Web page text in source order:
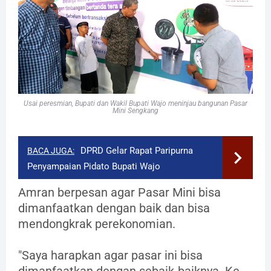
Usai peresmian, Bupati dan Wakil Bupati Wajo meninjau bangunan Pasar
Mini Sengkang
BACA JUGA:
DPRD Gelar Rapat Paripurna
Penyampaian Pidato Bupati Wajo
Amran berpesan agar Pasar Mini bisa
dimanfaatkan dengan baik dan bisa
mendongkrak perekonomian.
"Saya harapkan agar pasar ini bisa